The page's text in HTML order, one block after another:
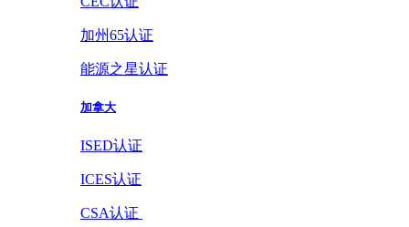
加州65认证
能源之星认证
加拿大
ISED认证
ICES认证
CSA认证